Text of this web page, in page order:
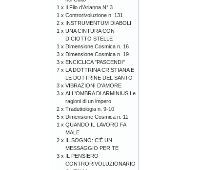
1 x Il Filo d'Arianna N° 3
1 x Controrivoluzione n. 131
2 x INSTRUMENTUM DIABOLI
1 x UNA CINTURA CON
DICIOTTO STELLE
1 x Dimensione Cosmica n. 16
3 x Dimensione Cosmica n. 19
3 x ENCICLICA "PASCENDI"
7 x LA DOTTRINA CRISTIANA E
LE DOTTRINE DEL SANTO
3 x VIBRAZIONI D'AMORE
3 x ALL'OMBRA DI ARMINIUS Le
ragioni di un impero
2 x Traduttologia n. 9-10
5 x Dimensione Cosmica n. 11
1 x QUANDO IL LAVORO FA
MALE
2 x IL SOGNO: C'È UN
MESSAGGIO PER TE
3 x IL PENSIERO
CONTRORIVOLUZIONARIO